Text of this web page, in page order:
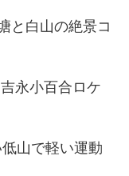
と白山の絶景コ
永小百合ロケ
山で軽い運動